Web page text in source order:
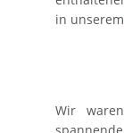
in unserem
Wir